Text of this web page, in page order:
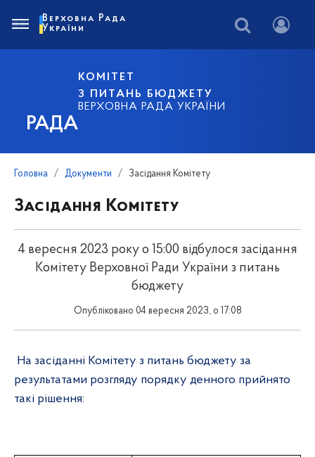
РАДА
КОМІТЕТ
З ПИТАНЬ БЮДЖЕТУ
ВЕРХОВНА РАДА УКРАЇНИ
Верховна Рада
України
Головна Документи Засідання Комітету
Засідання Комітету
4 вересня 2023 року о 15:00 відбулося засідання
Комітету Верховної Ради України з питань
бюджету
Опубліковано 04 вересня 2023, о 17:08
На засіданні Комітету з питань бюджету за
результатами розгляду порядку денного прийнято
такі рішення: